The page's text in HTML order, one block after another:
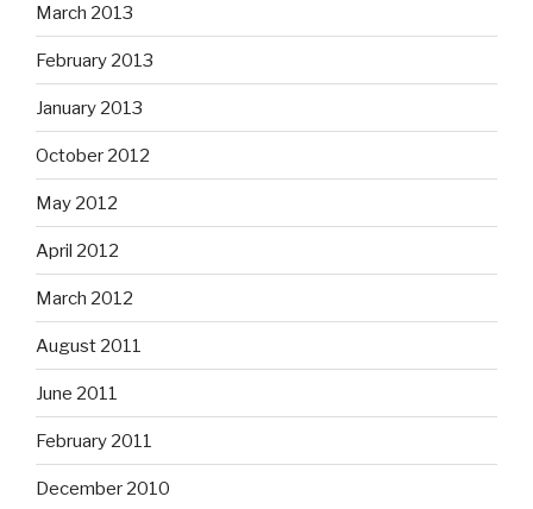
March 2013
February 2013
January 2013
October 2012
May 2012
April 2012
March 2012
August 2011
June 2011
February 2011
December 2010